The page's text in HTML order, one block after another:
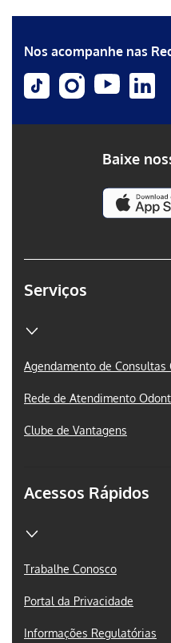
Nos acompanhe nas
Serviços
Agendamento de Consultas
Rede de Atendimento
Clube de Vantagens
Acessos Rápidos
Trabalhe Conosco
Portal da Privacidade
Informações Regulatórias
Baixe